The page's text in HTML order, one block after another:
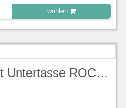
wählen
hinzugefügt.
Suppentasse mit Untertasse ROCAILLE KPM